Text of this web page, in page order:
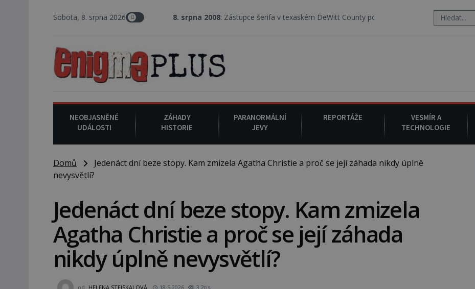
Sobota, 8. srpna 20268. srpna 2008 : Zástupce šerifa v texaském DeWitt County pořizuje video, na kterém před jeho vozem
NEOBJASNĚNÉ
UDÁLOSTI
ZÁHADY
HISTORIE
PARANORMÁLNÍ
JEVY
REPORTÁŽE
VESMÍR A
TECHNOLOGIE
Domů
Jedenáct dní beze stopy. Kam zmizela Agatha Christie a proč se její záhada nikdy úplně
nevysvětlí?
Jedenáct dní beze stopy. Kam zmizela
Agatha Christie a proč se její záhada
nikdy úplně nevysvětlí?
od HELENA STEJSKALOVÁ 18.5.2026 3.2tis